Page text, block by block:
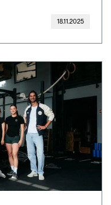
18.11.2025